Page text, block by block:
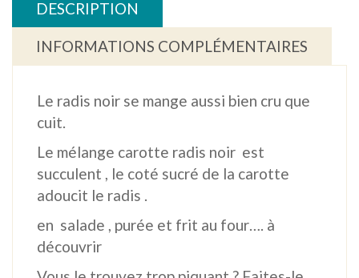
DESCRIPTION
INFORMATIONS COMPLÉMENTAIRES
Le radis noir se mange aussi bien cru que
cuit.
Le mélange carotte radis noir est
succulent , le coté sucré de la carotte
adoucit le radis .
en salade , purée et frit au four…. à
découvrir